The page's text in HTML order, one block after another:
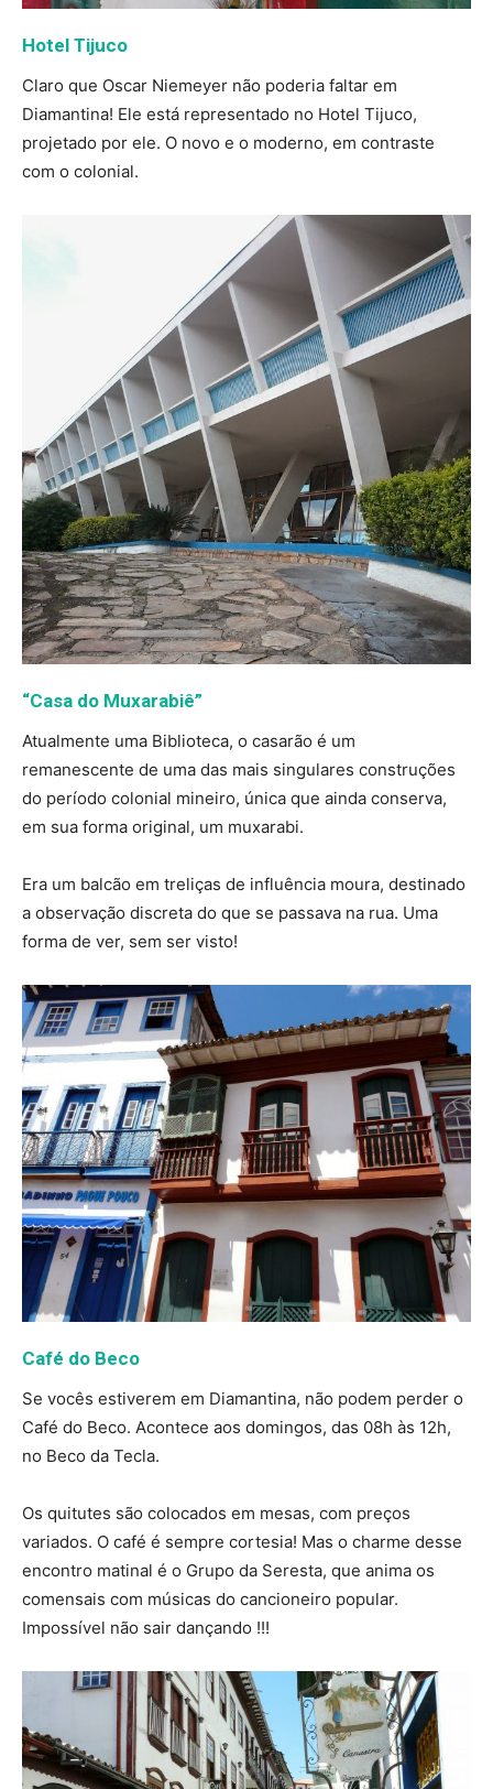
Hotel Tijuco
Claro que Oscar Niemeyer não poderia faltar em
Diamantina! Ele está representado no Hotel Tijuco,
projetado por ele. O novo e o moderno, em contraste
com o colonial.
“Casa do Muxarabiê”
Atualmente uma Biblioteca, o casarão é um
remanescente de uma das mais singulares construções
do período colonial mineiro, única que ainda conserva,
em sua forma original, um muxarabi.
Era um balcão em treliças de influência moura, destinado
a observação discreta do que se passava na rua. Uma
forma de ver, sem ser visto!
Café do Beco
Se vocês estiverem em Diamantina, não podem perder o
Café do Beco. Acontece aos domingos, das 08h às 12h,
no Beco da Tecla.
Os quitutes são colocados em mesas, com preços
variados. O café é sempre cortesia! Mas o charme desse
encontro matinal é o Grupo da Seresta, que anima os
comensais com músicas do cancioneiro popular.
Impossível não sair dançando !!!